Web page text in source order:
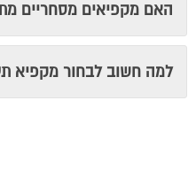
האם מקפיאים מסחריים
למה חשוב לבחור מקפיא